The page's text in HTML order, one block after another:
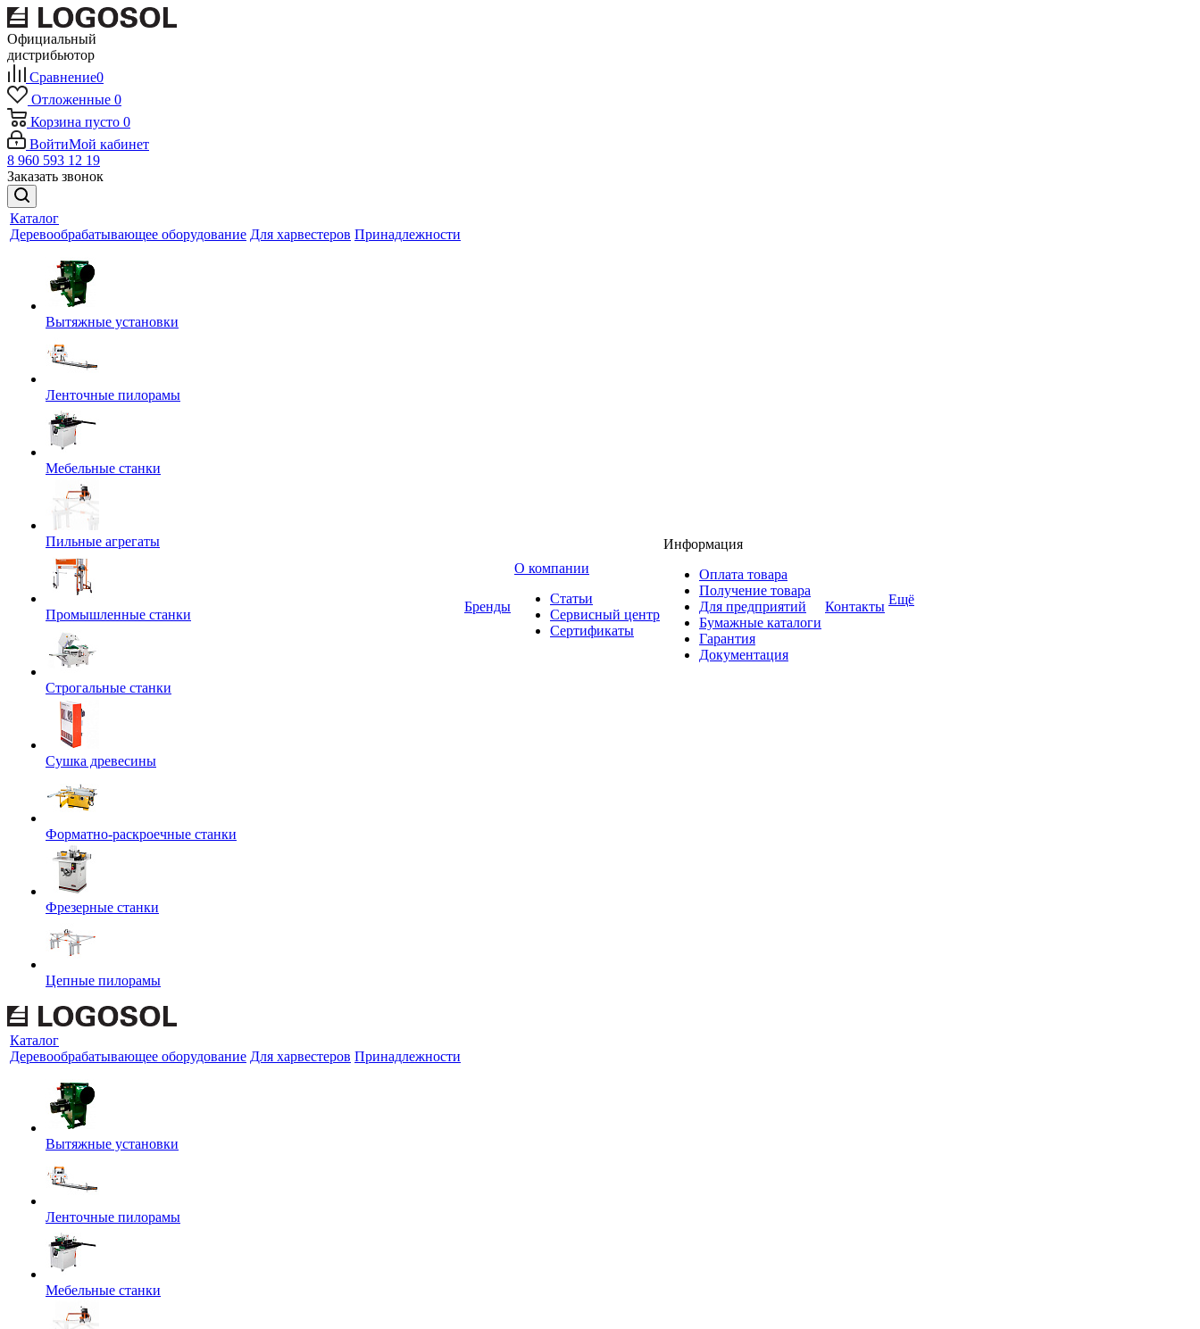
Официальный
дистрибьютор
Сравнение0
Отложенные 0
Корзина пусто 0
ВойтиМой кабинет
8 960 593 12 19
Заказать звонок
Каталог
Деревообрабатывающее оборудование Для харвестеров Принадлежности
Вытяжные установки
Ленточные пилорамы
Мебельные станки
Пильные агрегаты
Промышленные станки
Строгальные станки
Сушка древесины
Форматно-раскроечные станки
Фрезерные станки
Цепные пилорамы
Бренды
O компании
Статьи
Сервисный центр
Сертификаты
Информация
Оплата товара
Получение товара
Для предприятий
Бумажные каталоги
Гарантия
Документация
Контакты Ещё
Каталог
Деревообрабатывающее оборудование Для харвестеров Принадлежности
Вытяжные установки
Ленточные пилорамы
Мебельные станки